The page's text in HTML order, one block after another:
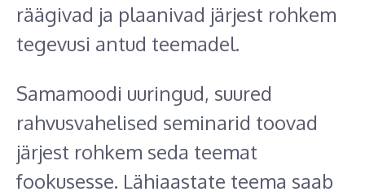
räägivad ja plaanivad järjest rohkem
tegevusi antud teemadel.
Samamoodi uuringud, suured
rahvusvahelised seminarid toovad
järjest rohkem seda teemat
fookusesse. Lähiaastate teema saab